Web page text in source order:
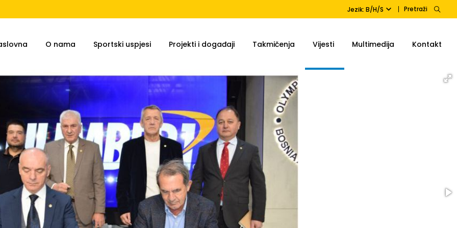
Jezik: B/H/S Pretraži
O nama Sportski uspjesi Projekti i događaji Takmičenja Vijesti Multimedija Kontakt